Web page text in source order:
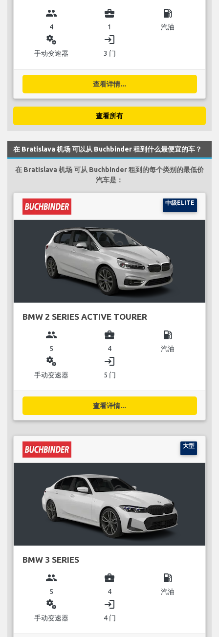
group
4
business_center
1
local_gas_station
汽油
miscellaneous_services
手动变速器
login
3 门
查看详情...
查看所有
在 Bratislava 机场 可以从 Buchbinder 租到什么最便宜的车？
在 Bratislava 机场 可从 Buchbinder 租到的每个类别的最低价
汽车是：
中级ELITE
BMW 2 SERIES ACTIVE TOURER
group
5
business_center
4
local_gas_station
汽油
miscellaneous_services
手动变速器
login
5 门
查看详情...
大型
BMW 3 SERIES
group
5
business_center
4
local_gas_station
汽油
miscellaneous_services
手动变速器
login
4 门